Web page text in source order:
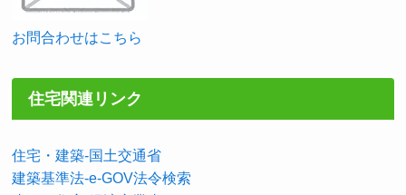
お問合わせはこちら
住宅関連リンク
住宅・建築-国土交通省
建築基準法-e-GOV法令検索